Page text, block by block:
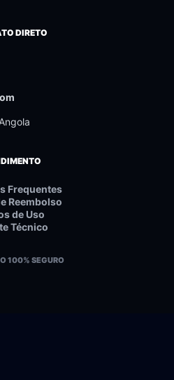
DIRETO
Frequentes
Reembolso
de Uso
Técnico
100% SEGURO